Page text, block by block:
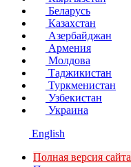
Беларусь
Казахстан
Азербайджан
Армения
Молдова
Таджикистан
Туркменистан
Узбекистан
Украина
English
Полная версия сайта